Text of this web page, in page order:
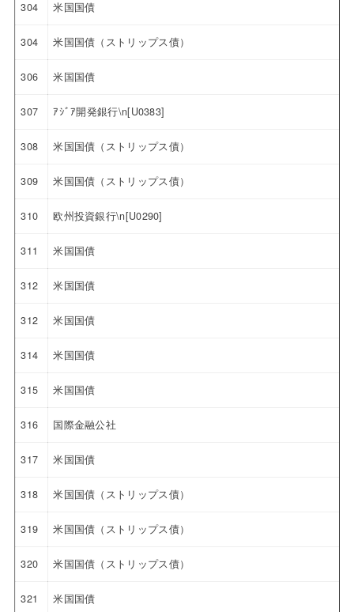
304 米国国債
304 米国国債（ストリップス債）
306 米国国債
307 ｱｼﾞｱ開発銀行\n[U0383]
308 米国国債（ストリップス債）
309 米国国債（ストリップス債）
310 欧州投資銀行\n[U0290]
311 米国国債
312 米国国債
312 米国国債
314 米国国債
315 米国国債
316 国際金融公社
317 米国国債
318 米国国債（ストリップス債）
319 米国国債（ストリップス債）
320 米国国債（ストリップス債）
321 米国国債